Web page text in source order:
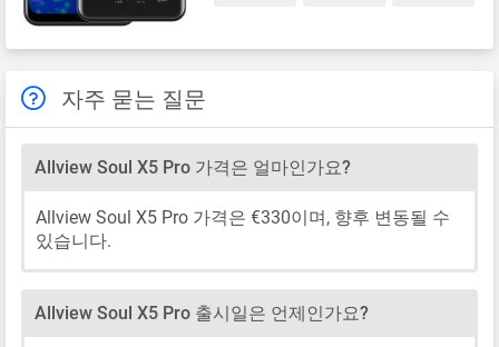
자주 묻는 질문
Allview Soul X5 Pro 가격은 얼마인가요?
Allview Soul X5 Pro 가격은 €330이며, 향후 변동될 수
있습니다.
Allview Soul X5 Pro 출시일은 언제인가요?